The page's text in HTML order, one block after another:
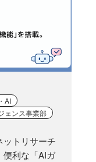
な項
AI
ェンス事業部
ットリサーチ
便利な「AIガ